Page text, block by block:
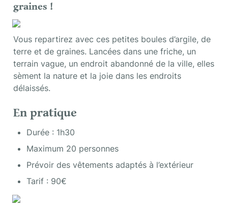
graines !
Vous repartirez avec ces petites boules d’argile, de
terre et de graines. Lancées dans une friche, un
terrain vague, un endroit abandonné de la ville, elles
sèment la nature et la joie dans les endroits
délaissés.
En pratique
Durée : 1h30
Maximum 20 personnes
Prévoir des vêtements adaptés à l’extérieur
Tarif : 90€